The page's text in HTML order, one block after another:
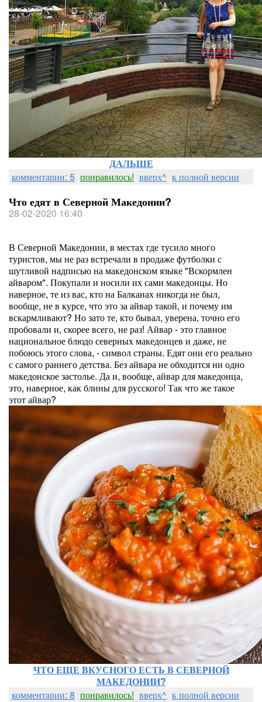
ДАЛЬШЕ
комментарии: 5 понравилось! вверх^ к полной версии
Что едят в Северной Македонии?
28-02-2020 16:40
В Северной Македонии, в местах где тусило много
туристов, мы не раз встречали в продаже футболки с
шутливой надписью на македонском языке "Вскормлен
айваром". Покупали и носили их сами македонцы. Но
наверное, те из вас, кто на Балканах никогда не был,
вообще, не в курсе, что это за айвар такой, и почему им
вскармливают? Но зато те, кто бывал, уверена, точно его
пробовали и, скорее всего, не раз! Айвар - это главное
национальное блюдо северных македонцев и даже, не
побоюсь этого слова, - символ страны. Едят они его реально
с самого раннего детства. Без айвара не обходится ни одно
македонское застолье. Да и, вообще, айвар для македонца,
это, наверное, как блины для русского! Так что же такое
этот айвар?
ЧТО ЕЩЕ ВКУСНОГО ЕСТЬ В СЕВЕРНОЙ
МАКЕДОНИИ?
комментарии: 8 понравилось! вверх^ к полной версии